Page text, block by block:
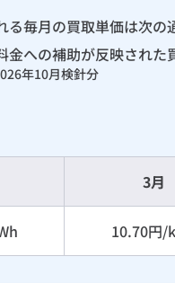
る毎月の買取単価は次
への補助が反映された
年10月検針分
3月
10.70円/